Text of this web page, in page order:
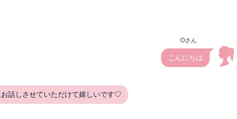
Oさん
こんにちは
話しさせていただけて嬉しいです♡